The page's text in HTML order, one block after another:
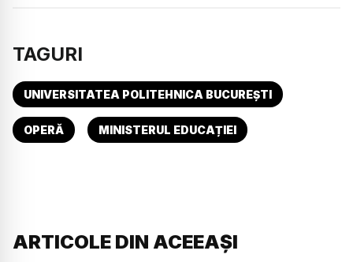
TAGURI
UNIVERSITATEA POLITEHNICA BUCUREȘTI
OPERĂ MINISTERUL EDUCAȚIEI
ARTICOLE DIN ACEEAȘI